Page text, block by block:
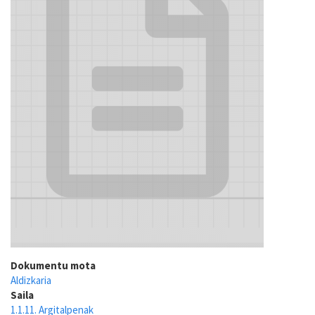
Dokumentu mota
Aldizkaria
Saila
1.1.11. Argitalpenak